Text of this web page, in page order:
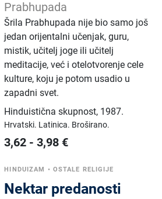
Prabhupada
Šrila Prabhupada nije bio samo još
jedan orijentalni učenjak, guru,
mistik, učitelj joge ili učitelj
meditacije, već i otelotvorenje cele
kulture, koju je potom usadio u
zapadni svet.
Hinduistična skupnost, 1987.
Hrvatski. Latinica. Broširano.
3,62 -3,98 €
HINDUIZAM • OSTALE RELIGIJE
Nektar predanosti